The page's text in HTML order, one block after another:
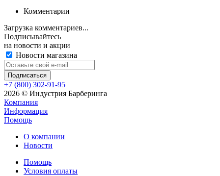
Комментарии
Загрузка комментариев...
Подписывайтесь
на новости и акции
Новости магазина
+7 (800) 302-91-95
2026 © Индустрия Барберинга
Компания
Информация
Помощь
О компании
Новости
Помощь
Условия оплаты